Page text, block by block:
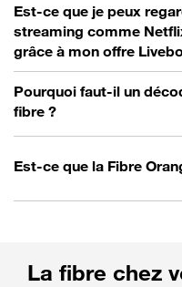
Est-ce que je peux
streaming comme
grâce à mon offre
Pourquoi faut-il un
fibre ?
Est-ce que la Fibre
La fibre chez